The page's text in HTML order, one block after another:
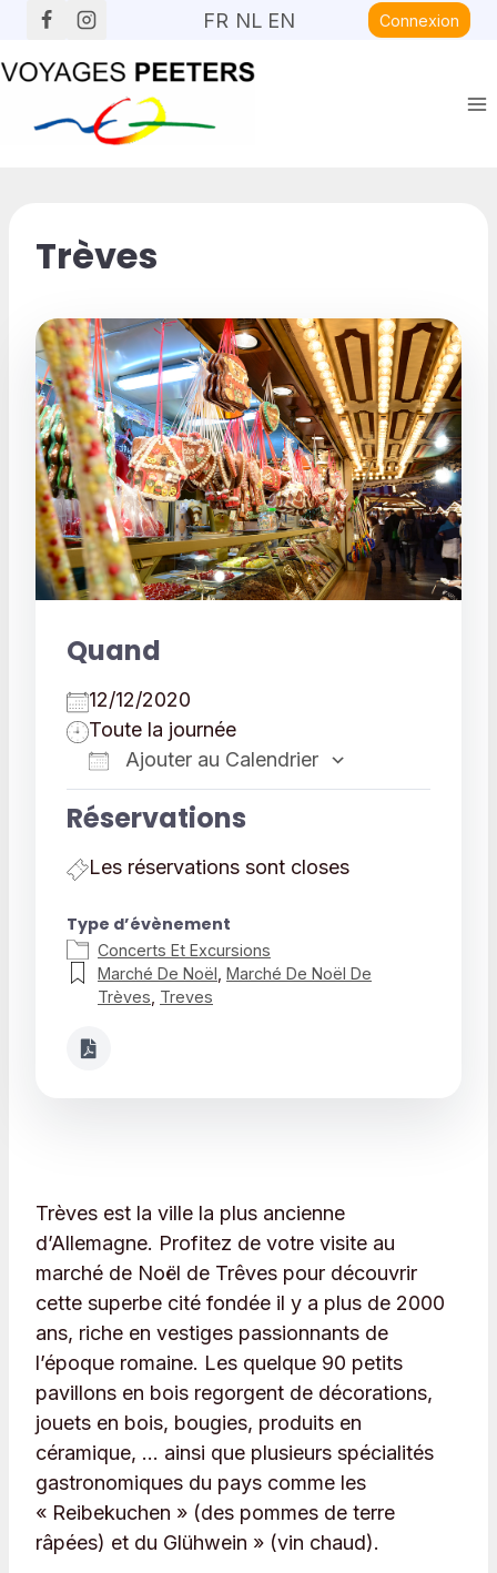
contenu
FR NL EN Connexion
Trèves
Quand
12/12/2020
Toute la journée
Ajouter au Calendrier
Réservations
Les réservations sont closes
Type d’évènement
Concerts Et Excursions
Marché De Noël Marché De Noël De
Trèves Treves
Trèves est la ville la plus ancienne
d’Allemagne. Profitez de votre visite au
marché de Noël de Trêves pour découvrir
cette superbe cité fondée il y a plus de 2000
ans, riche en vestiges passionnants de
l’époque romaine. Les quelque 90 petits
pavillons en bois regorgent de décorations,
jouets en bois, bougies, produits en
céramique, … ainsi que plusieurs spécialités
gastronomiques du pays comme les
« Reibekuchen » (des pommes de terre
râpées) et du Glühwein » (vin chaud).